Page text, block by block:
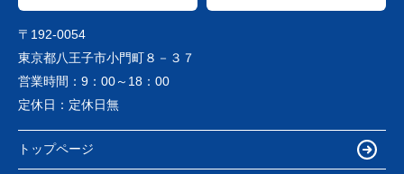
〒192-0054
東京都八王子市小門町８－３７
営業時間： 9：00～18：00
定休日： 定休日無
トップページ